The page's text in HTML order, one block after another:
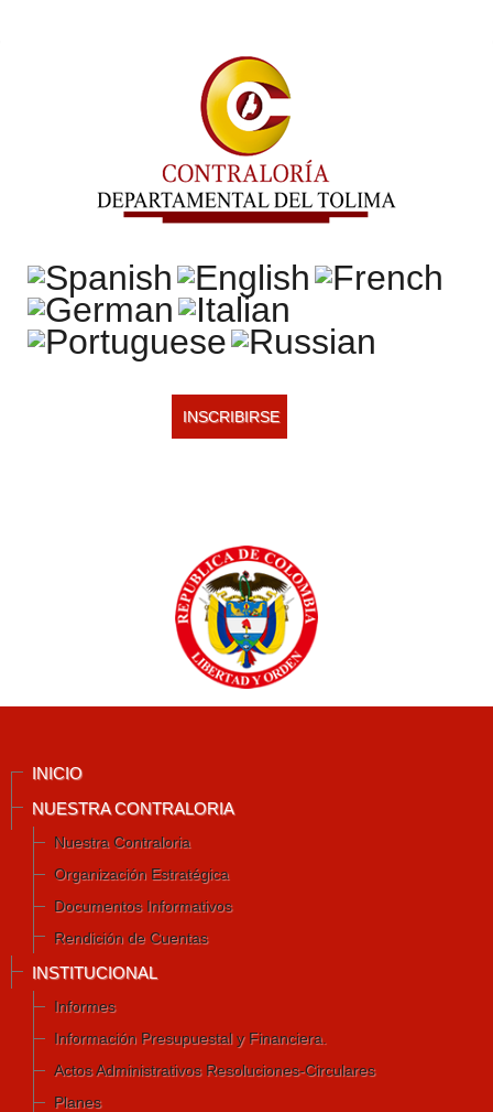
INSCRIBIRSE
INICIO
NUESTRA CONTRALORIA
Nuestra Contraloria
Organización Estratégica
Documentos Informativos
Rendición de Cuentas
INSTITUCIONAL
Informes
Información Presupuestal y Financiera.
Actos Administrativos Resoluciones-Circulares
Planes